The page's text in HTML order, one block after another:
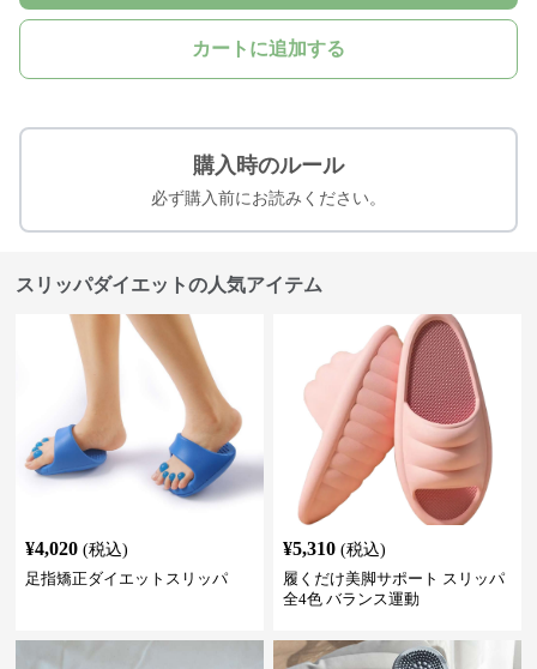
カートに追加する
購入時のルール
必ず購入前にお読みください。
スリッパダイエットの人気アイテム
¥4,020 (税込)
足指矯正ダイエットスリッパ
¥5,310 (税込)
履くだけ美脚サポート スリッパ
全4色 バランス運動